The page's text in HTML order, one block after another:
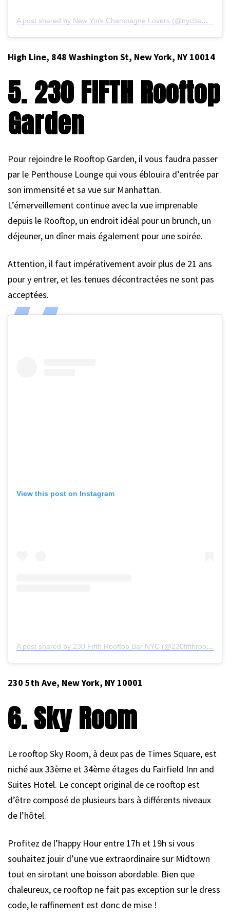
A post shared by New York Champagne Lovers (@nychampagnelovers)
High Line, 848 Washington St, New York, NY 10014
5. 230 FIFTH Rooftop
Garden
Pour rejoindre le Rooftop Garden, il vous faudra passer
par le Penthouse Lounge qui vous éblouira d’entrée par
son immensité et sa vue sur Manhattan.
L’émerveillement continue avec la vue imprenable
depuis le Rooftop, un endroit idéal pour un brunch, un
déjeuner, un dîner mais également pour une soirée.
Attention, il faut impérativement avoir plus de 21 ans
pour y entrer, et les tenues décontractées ne sont pas
acceptées.
View this post on Instagram
A post shared by 230 Fifth Rooftop Bar NYC (@230fifthrooftop)
230 5th Ave, New York, NY 10001
6. Sky Room
Le rooftop Sky Room, à deux pas de Times Square, est
niché aux 33ème et 34ème étages du Fairfield Inn and
Suites Hotel. Le concept original de ce rooftop est
d’être composé de plusieurs bars à différents niveaux
de l’hôtel.
Profitez de l’happy Hour entre 17h et 19h si vous
souhaitez jouir d’une vue extraordinaire sur Midtown
tout en sirotant une boisson abordable. Bien que
chaleureux, ce rooftop ne fait pas exception sur le dress
code, le raffinement est donc de mise !